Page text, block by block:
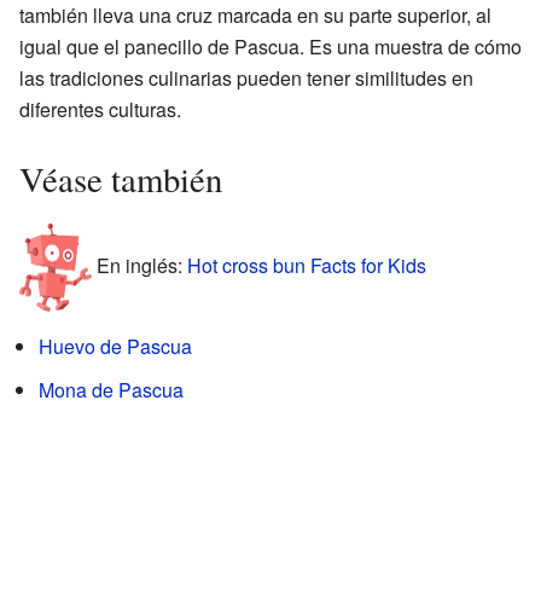
también lleva una cruz marcada en su parte superior, al
igual que el panecillo de Pascua. Es una muestra de cómo
las tradiciones culinarias pueden tener similitudes en
diferentes culturas.
Véase también
En inglés: Hot cross bun Facts for Kids
Huevo de Pascua
Mona de Pascua